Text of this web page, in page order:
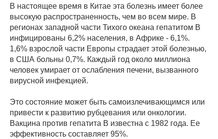
В настоящее время в Китае эта болезнь имеет более
высокую распространенность, чем во всем мире. В
регионах западной части Тихого океана гепатитом В
инфицированы 6,2% населения, в Африке - 6,1%.
1,6% взрослой части Европы страдает этой болезнью,
в США больны 0,7%. Каждый год около миллиона
человек умирает от ослабления печени, вызванного
вирусной инфекцией.
Это состояние может быть самоизлечивающимся или
привести к развитию рубцевания или онкологии.
Вакцина против гепатита В известна с 1982 года. Ее
эффективность составляет 95%.